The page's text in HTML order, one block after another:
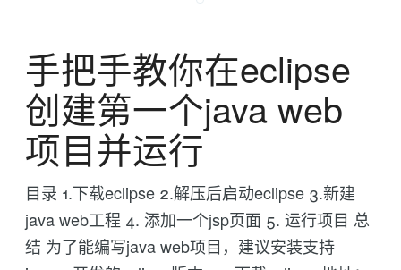
手把手教你在eclipse
创建第一个java web
项目并运行
目录 1.下载eclipse 2.解压后启动eclipse 3.新建
java web工程 4. 添加一个jsp页面 5. 运行项目 总
结 为了能编写java web项目，建议安装支持